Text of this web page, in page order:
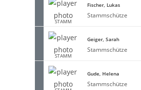
STAMM
Fischer, Lukas
Stammschütze
STAMM
Geiger, Sarah
Stammschütze
Gude, Helena
Stammschütze